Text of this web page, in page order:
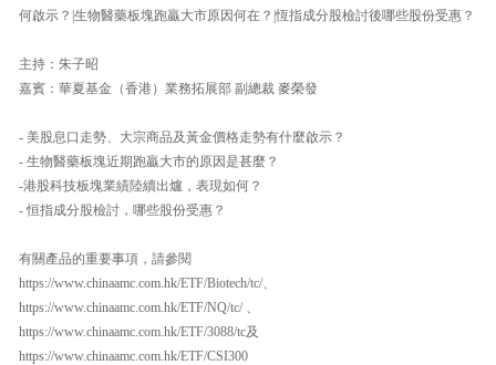
何啟示？|生物醫藥板塊跑贏大市原因何在？|恆指成分股檢討後哪些股份受惠？
主持：朱子昭
嘉賓：華夏基金（香港）業務拓展部 副總裁 麥榮發
- 美股息口走勢、大宗商品及黃金價格走勢有什麼啟示？
- 生物醫藥板塊近期跑贏大市的原因是甚麼？
-港股科技板塊業績陸續出爐，表現如何？
- 恒指成分股檢討，哪些股份受惠？
有關產品的重要事項，請參閱
https://www.chinaamc.com.hk/ETF/Biotech/tc/、
https://www.chinaamc.com.hk/ETF/NQ/tc/ 、
https://www.chinaamc.com.hk/ETF/3088/tc及
https://www.chinaamc.com.hk/ETF/CSI300